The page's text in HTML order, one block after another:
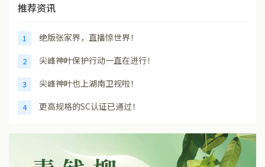
推荐资讯
1 绝版张家界，直播惊世界！
2 尖峰神叶保护行动一直在进行！
3 尖峰神叶也上湖南卫视啦！
4 更高规格的SC认证已通过！